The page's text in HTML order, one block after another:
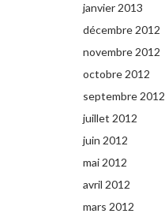
janvier 2013
décembre 2012
novembre 2012
octobre 2012
septembre 2012
juillet 2012
juin 2012
mai 2012
avril 2012
mars 2012